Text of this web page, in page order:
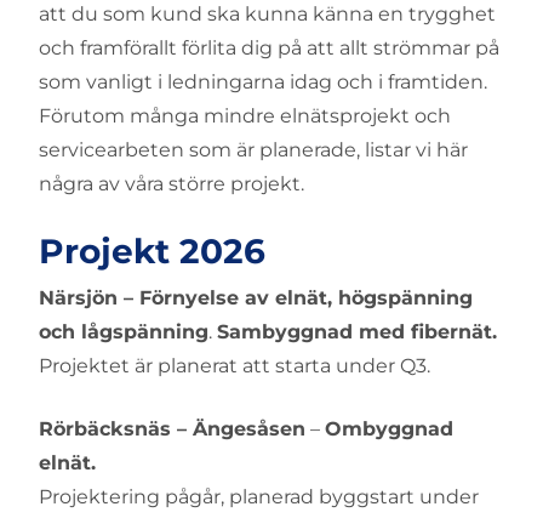
att du som kund ska kunna känna en trygghet
och framförallt förlita dig på att allt strömmar på
som vanligt i ledningarna idag och i framtiden.
Förutom många mindre elnätsprojekt och
servicearbeten som är planerade, listar vi här
några av våra större projekt.
Projekt 2026
Närsjön – Förnyelse av elnät, högspänning
och lågspänning. Sambyggnad med fibernät.
Projektet är planerat att starta under Q3.
Rörbäcksnäs – Ängesåsen – Ombyggnad
elnät.
Projektering pågår, planerad byggstart under